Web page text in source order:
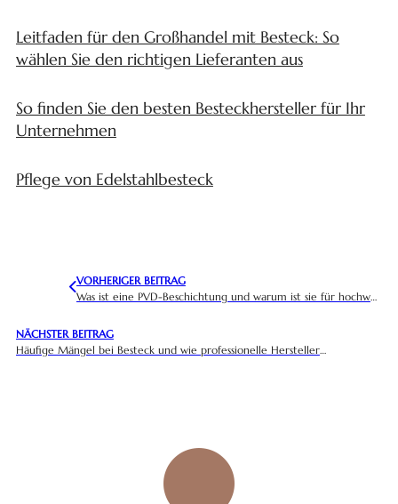
Leitfaden für den Großhandel mit Besteck: So
wählen Sie den richtigen Lieferanten aus
So finden Sie den besten Besteckhersteller für Ihr
Unternehmen
Pflege von Edelstahlbesteck
VORHERIGER BEITRAG
Was ist eine PVD-Beschichtung und warum ist sie für hochwertiges Besteck von Bedeutung?
NÄCHSTER BEITRAG
Häufige Mängel bei Besteck und wie professionelle Hersteller diese beheben